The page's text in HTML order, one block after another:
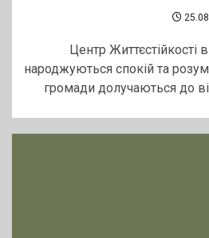
Центр Життєстійкості
народжуються спокій та
громади долучаються до